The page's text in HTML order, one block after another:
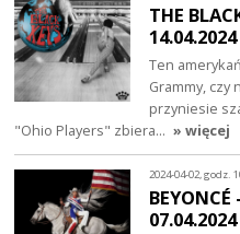
THE
14.04.2024
Ten
Grammy,
przyniesie
"Ohio Players" zbiera… » więcej
2024-04-02, godz.
07.04.2024